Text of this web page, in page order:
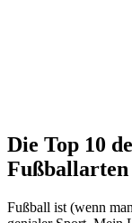
Die Top 10
Fußballarten
Fußball ist (wenn